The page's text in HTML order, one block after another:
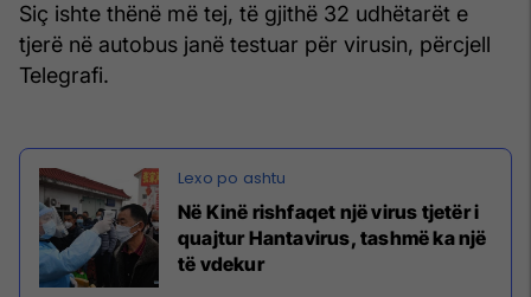
Siç ishte thënë më tej, të gjithë 32 udhëtarët e
tjerë në autobus janë testuar për virusin, përcjell
Telegrafi.
Në Kinë rishfaqet një virus tjetër i
quajtur Hantavirus, tashmë ka një
të vdekur